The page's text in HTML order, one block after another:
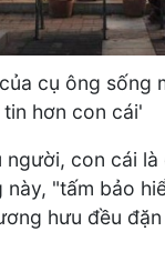
cụ ông sống
hơn con cái'
người, con cái là
này, "tấm bảo
hưu đều